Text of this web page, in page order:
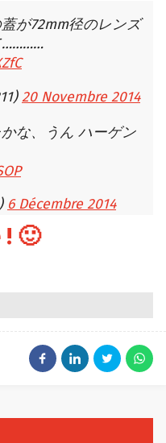
が72mm径のレンズ
…………
20 Novembre 2014
な、うん ハーゲン
6 Décembre 2014
🙂